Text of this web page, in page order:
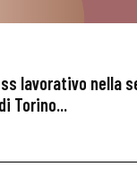
lavorativo nella
Torino...